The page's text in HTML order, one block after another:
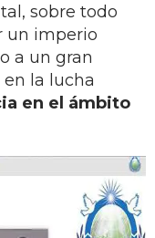
sobre todo
un imperio
a un gran
la lucha
en el ámbito